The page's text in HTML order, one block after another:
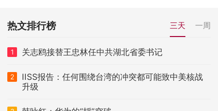
热文排行榜 三天 一周
1 关志鸥接替王忠林任中共湖北省委书记
2
IISS报告：任何围绕台湾的冲突都可能致中美核战
升级